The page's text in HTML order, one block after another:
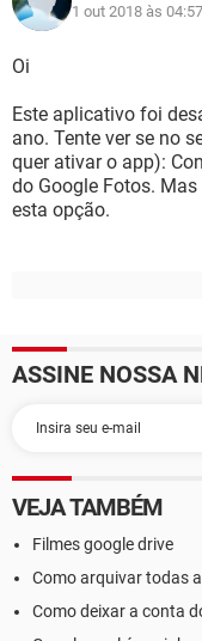
1 out 2018 às 04:57
Oi
Este aplicativo foi
ano. Tente ver se no
quer ativar o app):
do Google Fotos.
esta opção.
ASSINE NOSSA
VEJA TAMBÉM
Filmes google drive
Como arquivar todas
Como deixar a conta